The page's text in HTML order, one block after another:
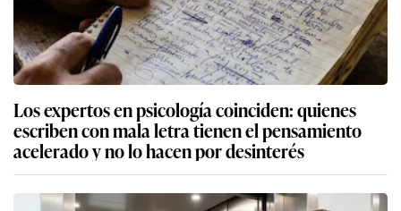
Los expertos en psicología coinciden: quienes
escriben con mala letra tienen el pensamiento
acelerado y no lo hacen por desinterés